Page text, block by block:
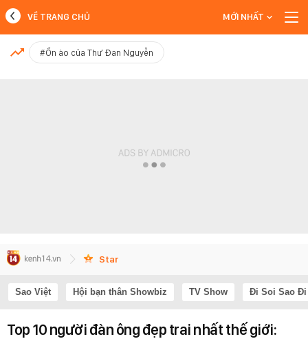
MỚI NHẤT
VỀ TRANG CHỦ MỚI NHẤT
#Ồn ào của Thư Đan Nguyễn
Star
Sao Việt Hội bạn thân Showbiz TV Show Đi Soi Sao Đi
Top 10 người đàn ông đẹp trai nhất thế giới: